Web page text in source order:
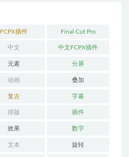
FCPX插件 Final Cut Pro
中文 中文FCPX插件
元素 分屏
动画 叠加
复古 字幕
排版 插件
效果 数字
文本 旋转